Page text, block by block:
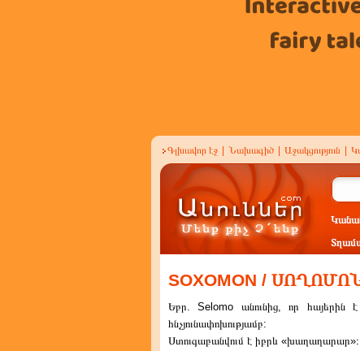
Գլխավոր էջ Նախագիծ Աջակցություն
SOXOMON /
Եբր. Selomo անունից, որ հայերին
հնչյունափոխությամբ:
Ստուգաբանվում է իբրև «խաղաղարար»։